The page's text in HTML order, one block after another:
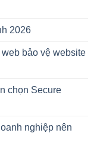
2026
bảo vệ website
chọn Secure
nghiệp nên